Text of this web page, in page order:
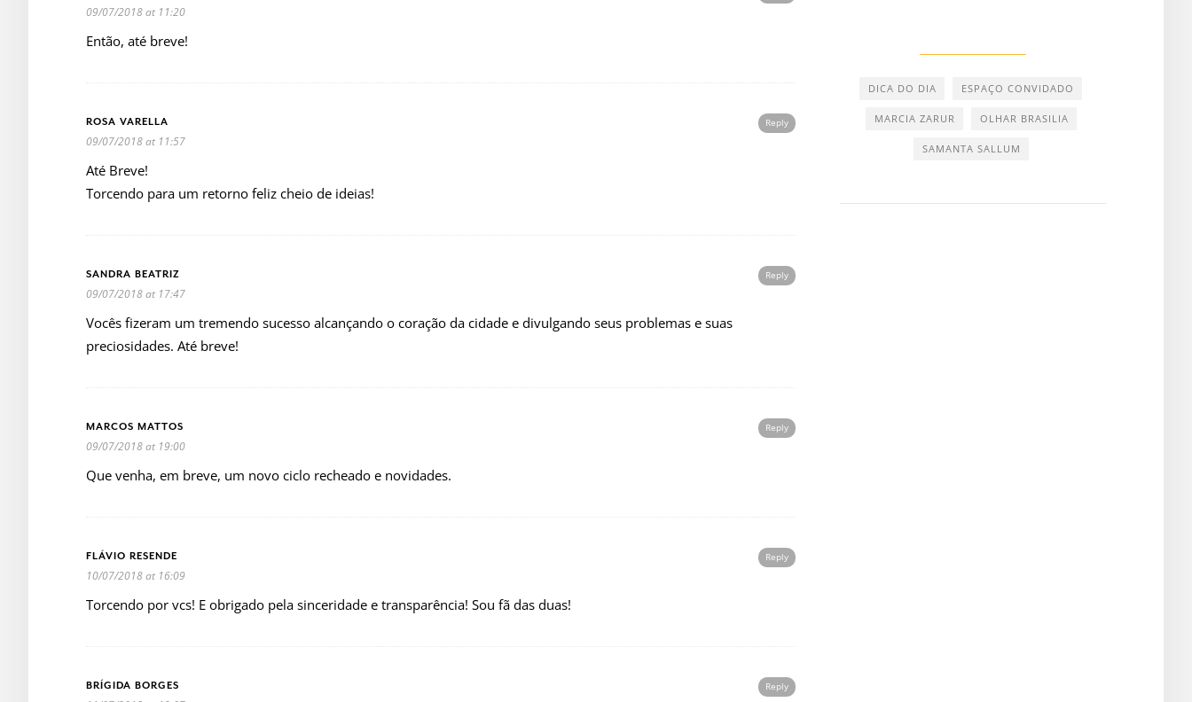
09/07/2018 at 11:20
Então, até breve!
Reply
ROSA VARELLA
09/07/2018 at 11:57
Até Breve!
Torcendo para um retorno feliz cheio de ideias!
Reply
SANDRA BEATRIZ
09/07/2018 at 17:47
Vocês fizeram um tremendo sucesso alcançando o coração da cidade e divulgando seus problemas e suas
preciosidades. Até breve!
Reply
MARCOS MATTOS
09/07/2018 at 19:00
Que venha, em breve, um novo ciclo recheado e novidades.
Reply
FLÁVIO RESENDE
10/07/2018 at 16:09
Torcendo por vcs! E obrigado pela sinceridade e transparência! Sou fã das duas!
Reply
BRÍGIDA BORGES
DICA DO DIA ESPAÇO CONVIDADO
MARCIA ZARUR OLHAR BRASILIA
SAMANTA SALLUM